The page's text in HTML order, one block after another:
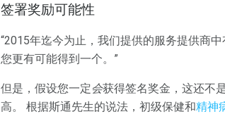
签署奖励可能性
“2015年迄今为止，我们提供的服务提供商
您更有可能得到一个。”
但是，假设您一定会获得签名奖金，这还不
高。 根据斯通先生的说法，初级保健和精神